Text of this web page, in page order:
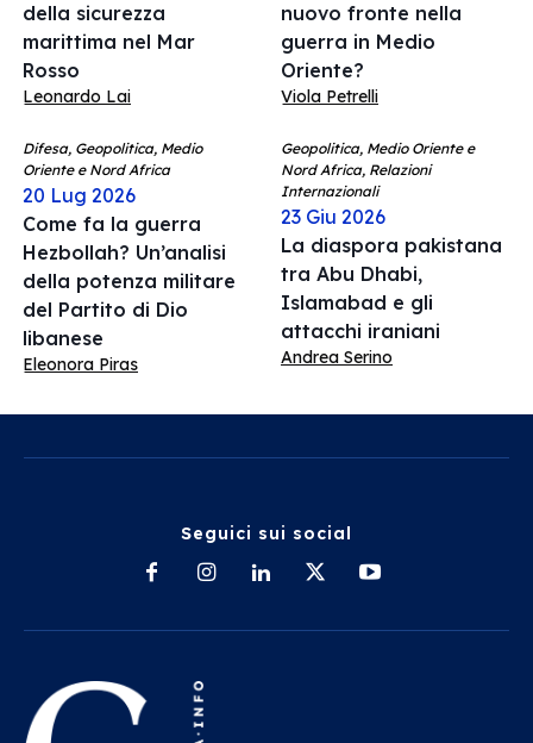
della sicurezza
marittima nel Mar
Rosso
Leonardo Lai
nuovo fronte nella
guerra in Medio
Oriente?
Viola Petrelli
Difesa, Geopolitica, Medio
Oriente e Nord Africa
20 Lug 2026
Come fa la guerra
Hezbollah? Un’analisi
della potenza militare
del Partito di Dio
libanese
Eleonora Piras
Geopolitica, Medio Oriente e
Nord Africa, Relazioni
Internazionali
23 Giu 2026
La diaspora pakistana
tra Abu Dhabi,
Islamabad e gli
attacchi iraniani
Andrea Serino
Seguici sui social